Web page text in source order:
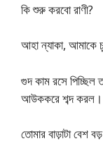
কি শুরু করবো রাণী?
আহা ন্যাকা, আমাকে
গুদ কাম রসে পিচ্ছিল
আউককরে শব্দ করল।
তোমার বাড়াটা বেশ